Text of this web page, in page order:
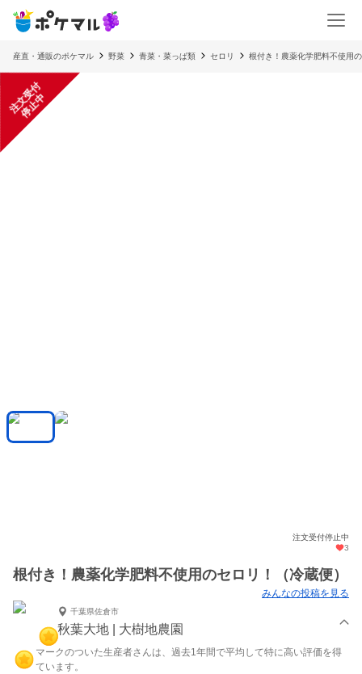
産直・通販のポケマル 野菜 青菜・菜っぱ類 セロリ 根付き！農薬化学肥料不使用
注
文
受
付
停
止
中
注文受付停止中
3
根付き！農薬化学肥料不使用のセロリ！（冷蔵便）
みんなの投稿を見る
千葉県佐倉市
秋葉大地 | 大樹地農園
マークのついた生産者さんは、過去1年間で平均して特に高い評価を得
ています。